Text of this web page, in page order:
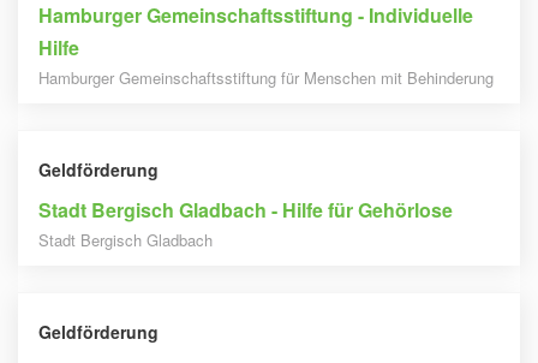
Hamburger Gemeinschaftsstiftung - Individuelle
Hilfe
Hamburger Gemeinschaftsstiftung für Menschen mit Behinderung
Geldförderung
Stadt Bergisch Gladbach - Hilfe für Gehörlose
Stadt Bergisch Gladbach
Geldförderung